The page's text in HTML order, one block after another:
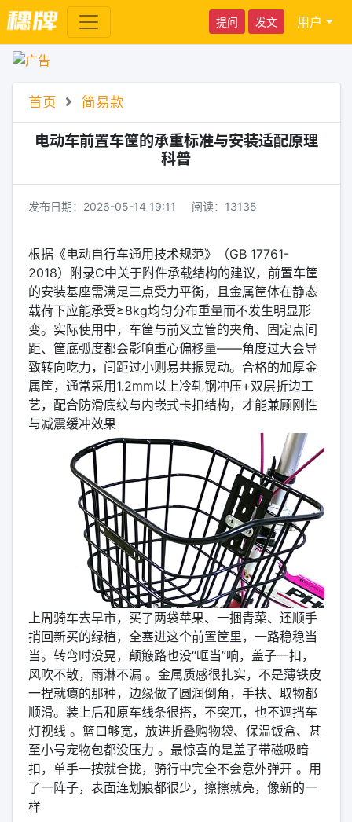
提问 发文 用户
首页 简易款
电动车前置车筐的承重标准与安装适配原理
科普
发布日期： 2026-05-14 19:11 阅读： 13135
根据《电动自行车通用技术规范》（GB 17761-
2018）附录C中关于附件承载结构的建议，前置车筐
的安装基座需满足三点受力平衡，且金属筐体在静态
载荷下应能承受≥8kg均匀分布重量而不发生明显形
变。实际使用中，车筐与前叉立管的夹角、固定点间
距、筐底弧度都会影响重心偏移量——角度过大会导
致转向吃力，间距过小则易共振晃动。合格的加厚金
属筐，通常采用1.2mm以上冷轧钢冲压+双层折边工
艺，配合防滑底纹与内嵌式卡扣结构，才能兼顾刚性
与减震缓冲效果 ️
上周骑车去早市，买了两袋苹果、一捆青菜、还顺手
捎回新买的绿植，全塞进这个前置筐里，一路稳稳当
当。转弯时没晃，颠簸路也没“哐当”响，盖子一扣，
风吹不散，雨淋不漏 。金属质感很扎实，不是薄铁皮
一捏就瘪的那种，边缘做了圆润倒角，手扶、取物都
顺滑。装上后和原车线条很搭，不突兀，也不遮挡车
灯视线 。篮口够宽，放进折叠购物袋、保温饭盒、甚
至小号宠物包都没压力 。最惊喜的是盖子带磁吸暗
扣，单手一按就合拢，骑行中完全不会意外弹开 。用
了一阵子，表面连划痕都很少，擦擦就亮，像新的一
样